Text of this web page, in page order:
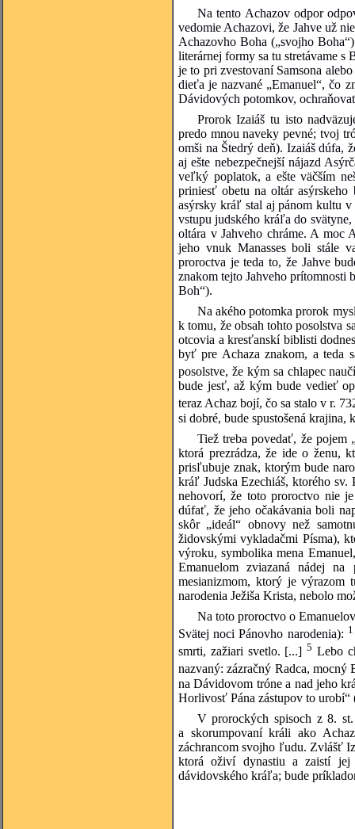
Na tento Achazov odpor
vedomie Achazovi, že Jahve už
Achazovho Boha („svojho
literárnej formy sa tu stretávame s
je to pri zvestovaní Samsona
dieťa je nazvané „Emanuel“, čo
Dávidových potomkov,
Prorok Izaiáš tu isto
predo mnou naveky pevné; tvoj
omši na Štedrý deň). Izaiáš dúfa,
aj ešte nebezpečnejší nájazd
veľký poplatok, a ešte väčším
priniesť obetu na oltár
asýrsky kráľ stal aj pánom kultu v
vstupu judského kráľa do
oltára v Jahveho chráme. A moc
jeho vnuk Manasses boli stále
proroctva je teda to, že Jahve
znakom tejto Jahveho prítomnosti
Boh“).
Na akého potomka prorok
k tomu, že obsah tohto posolstva
otcovia a kresťanskí biblisti
byť pre Achaza znakom, a teda
posolstve, že kým sa chlapec
bude jesť, až kým bude vedieť
teraz Achaz bojí, čo sa stalo v r.
si dobré, bude spustošená
Tiež treba povedať, že pojem
ktorá prezrádza, že ide o ženu,
prisľubuje znak, ktorým bude
kráľ Judska Ezechiáš, ktorého
nehovorí, že toto proroctvo nie
dúfať, že jeho očakávania boli
skôr „ideál“ obnovy než
židovskými vykladačmi Písma),
výroku, symbolika mena
Emanuelom zviazaná nádej
mesianizmom, ktorý je výrazom
narodenia Ježiša Krista, nebolo
Na toto proroctvo o
Svätej noci Pánovho narodenia):
smrti, zažiari svetlo. [...] 5 Lebo
nazvaný: zázračný Radca,
na Dávidovom tróne a nad jeho
Horlivosť Pána zástupov to urobí“
V prorockých spisoch z 8.
a skorumpovaní králi ako
záchrancom svojho ľudu. Zvlášť
ktorá oživí dynastiu a zaistí jej
dávidovského kráľa; bude